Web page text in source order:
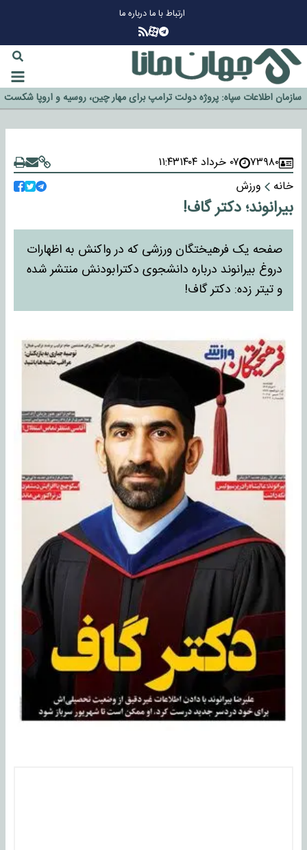
ارتباط با مادرباره ما
گزینه جدایی اوسمار روی میز مدیران پرسپولیس
آیا رئیس جمهور آمریکا قانون را دور می‌زند؟
اخراج رسمی چهره نامدار از پرسپولیس
سازمان اطلاعات سپاه: پروژه دولت ترامپ برای مهار چین، روسیه و اروپا شکست
خورد
۷۳۹۸۰ ۰۷ خرداد ۱۴۰۴
۱۱:۴۳
خانه
ورزش
بیرانوند؛ دکتر گاف!
صفحه یک فرهیختگان ورزشی ‌که در واکنش به اظهارات
دروغ بیرانوند درباره دانشجوی دکترابودنش منتشر شده
و تیتر زده: دکتر گاف!